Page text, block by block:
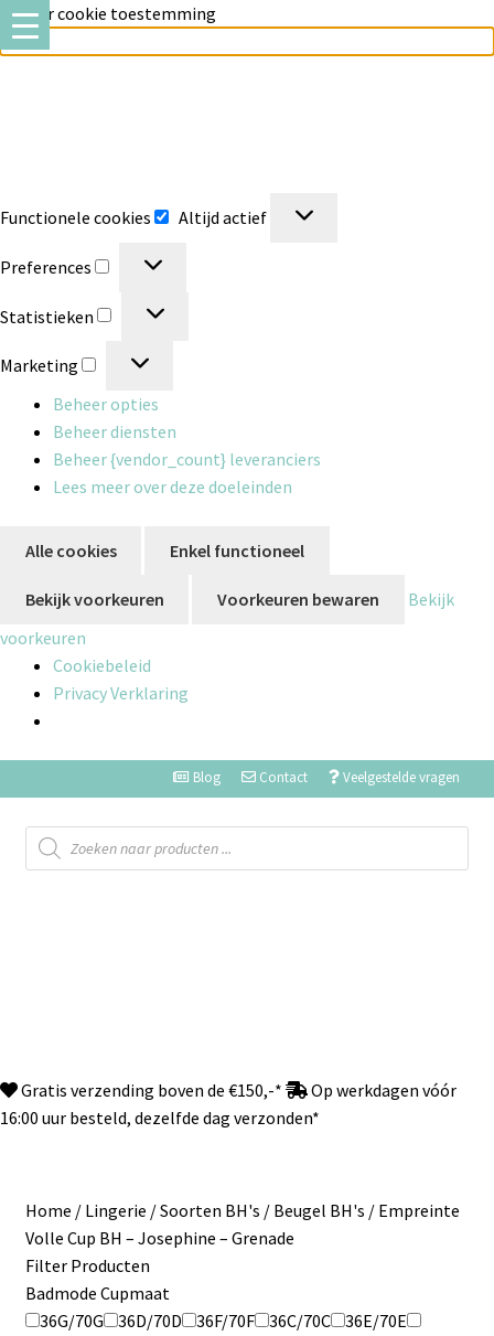
Beheer cookie toestemming
Functionele cookies Altijd actief
Preferences
Statistieken
Marketing
Beheer opties
Beheer diensten
Beheer {vendor_count} leveranciers
Lees meer over deze doeleinden
Alle cookies Enkel functioneel
Bekijk voorkeuren Voorkeuren bewaren
Bekijk
voorkeuren
Cookiebeleid
Privacy Verklaring
Blog Contact Veelgestelde vragen
Gratis verzending boven de €150,-*
Op werkdagen vóór
16:00 uur besteld, dezelfde dag verzonden*
Home / Lingerie /Soorten BH's / Beugel BH's / Empreinte
Volle Cup BH – Josephine – Grenade
Filter Producten
Badmode Cupmaat
36G/70G
36D/70D 36F/70F 36C/70C
36E/70E